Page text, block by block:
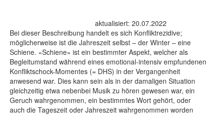
aktualisiert: 20.07.2022
Bei dieser Beschreibung handelt es sich Konfliktrezidive;
möglicherweise ist die Jahreszeit selbst – der Winter – eine
Schiene. «Schiene» ist ein bestimmter Aspekt, welcher als
Begleitumstand während eines emotional-intensiv empfundenen
Konfliktschock-Momentes (= DHS) in der Vergangenheit
anwesend war. Dies kann sein als in der damaligen Situation
gleichzeitig etwa nebenbei Musik zu hören gewesen war, ein
Geruch wahrgenommen, ein bestimmtes Wort gehört, oder
auch die Tageszeit oder Jahreszeit wahrgenommen worden